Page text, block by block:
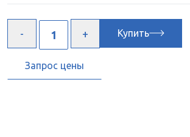
Купить
Запрос цены